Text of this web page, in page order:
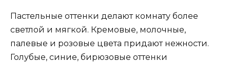
Пастельные оттенки делают комнату более
светлой и мягкой. Кремовые, молочные,
палевые и розовые цвета придают нежности.
Голубые, синие, бирюзовые оттенки